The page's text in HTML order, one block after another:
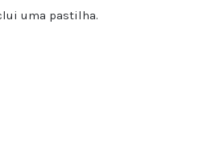
uma pastilha.